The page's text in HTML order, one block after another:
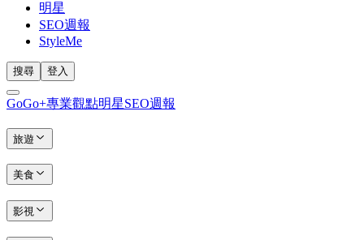
明星
SEO週報
StyleMe
搜尋 登入
GoGo+專業觀點明星SEO週報
旅遊
美食
影視